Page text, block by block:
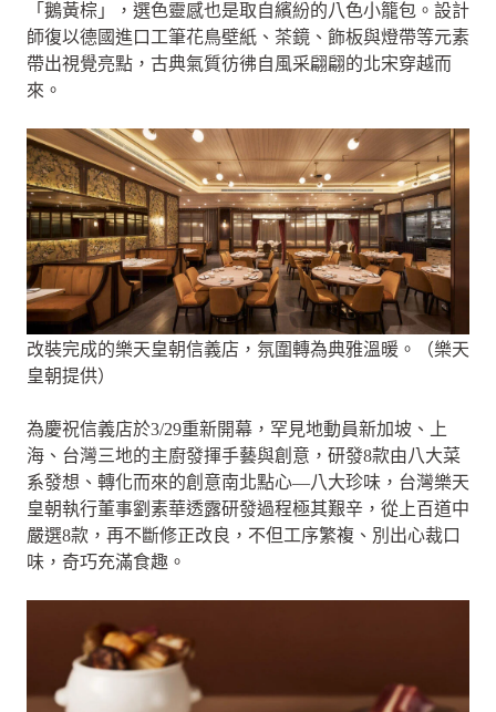
「鵝黃棕」，選色靈感也是取自繽紛的八色小籠包。設計
師復以德國進口工筆花鳥壁紙、茶鏡、飾板與燈帶等元素
帶出視覺亮點，古典氣質彷彿自風采翩翩的北宋穿越而
來。
改裝完成的樂天皇朝信義店，氛圍轉為典雅溫暖。（樂天
皇朝提供）
為慶祝信義店於3/29重新開幕，罕見地動員新加坡、上
海、台灣三地的主廚發揮手藝與創意，研發8款由八大菜
系發想、轉化而來的創意南北點心—八大珍味，台灣樂天
皇朝執行董事劉素華透露研發過程極其艱辛，從上百道中
嚴選8款，再不斷修正改良，不但工序繁複、別出心裁口
味，奇巧充滿食趣。